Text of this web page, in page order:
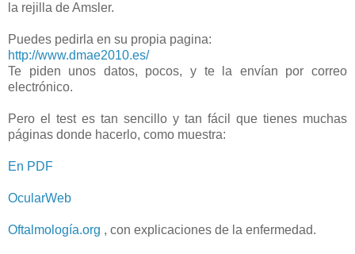
la rejilla de Amsler.
Puedes pedirla en su propia pagina:
http://www.dmae2010.es/
Te piden unos datos, pocos, y te la envían por correo
electrónico.
Pero el test es tan sencillo y tan fácil que tienes muchas
páginas donde hacerlo, como muestra:
En PDF
OcularWeb
Oftalmología.org , con explicaciones de la enfermedad.